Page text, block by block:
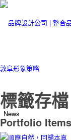
News
標籤存
Portfolio Items